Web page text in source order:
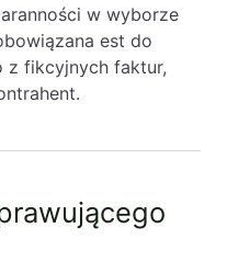
w wyborze
est do
z fikcyjnych faktur,